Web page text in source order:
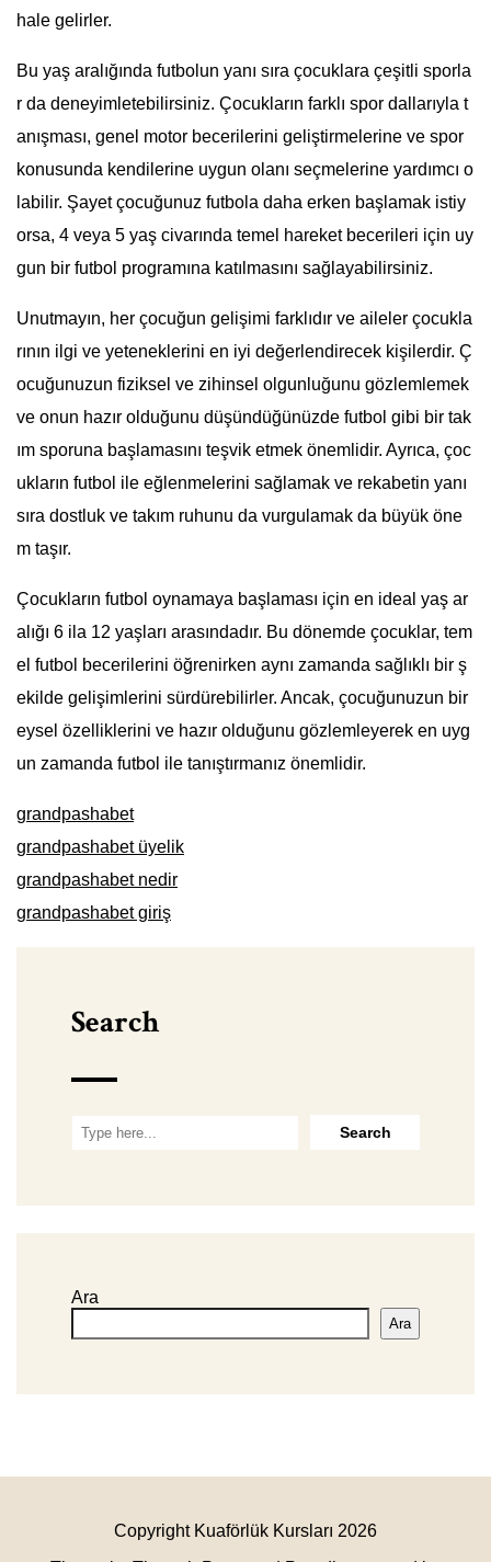
hale gelirler.
Bu yaş aralığında futbolun yanı sıra çocuklara çeşitli sporla
r da deneyimletebilirsiniz. Çocukların farklı spor dallarıyla t
anışması, genel motor becerilerini geliştirmelerine ve spor
konusunda kendilerine uygun olanı seçmelerine yardımcı o
labilir. Şayet çocuğunuz futbola daha erken başlamak istiy
orsa, 4 veya 5 yaş civarında temel hareket becerileri için uy
gun bir futbol programına katılmasını sağlayabilirsiniz.
Unutmayın, her çocuğun gelişimi farklıdır ve aileler çocukla
rının ilgi ve yeteneklerini en iyi değerlendirecek kişilerdir. Ç
ocuğunuzun fiziksel ve zihinsel olgunluğunu gözlemlemek
ve onun hazır olduğunu düşündüğünüzde futbol gibi bir tak
ım sporuna başlamasını teşvik etmek önemlidir. Ayrıca, çoc
ukların futbol ile eğlenmelerini sağlamak ve rekabetin yanı
sıra dostluk ve takım ruhunu da vurgulamak da büyük öne
m taşır.
Çocukların futbol oynamaya başlaması için en ideal yaş ar
alığı 6 ila 12 yaşları arasındadır. Bu dönemde çocuklar, tem
el futbol becerilerini öğrenirken aynı zamanda sağlıklı bir ş
ekilde gelişimlerini sürdürebilirler. Ancak, çocuğunuzun bir
eysel özelliklerini ve hazır olduğunu gözlemleyerek en uyg
un zamanda futbol ile tanıştırmanız önemlidir.
grandpashabet
grandpashabet üyelik
grandpashabet nedir
grandpashabet giriş
Search
Ara
Ara
Copyright Kuaförlük Kursları 2026